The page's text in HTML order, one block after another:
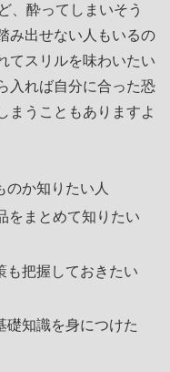
、酔ってしまいそう
み出せない人もいるの
てスリルを味わいたい
入れば自分に合った恐
まうこともありますよ
のか知りたい人
をまとめて知りたい
も把握しておきたい
礎知識を身につけた